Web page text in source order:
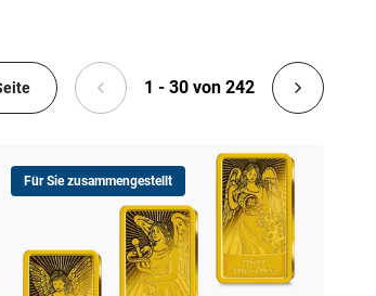
1 - 30 von 242
Für Sie zusammengestellt